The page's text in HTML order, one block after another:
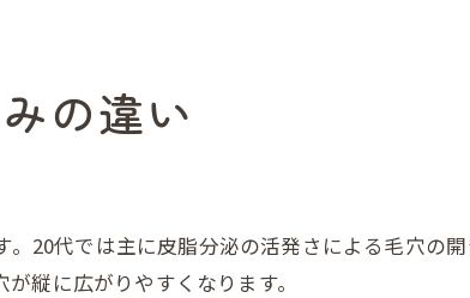
の違い
20代では主に皮脂分泌の活発さによる毛穴の
縦に広がりやすくなります。